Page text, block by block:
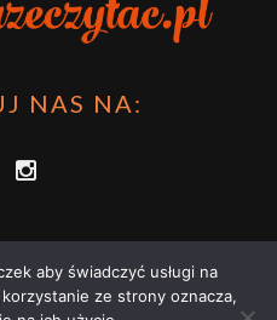
NAS NA:
aby świadczyć usługi na
ze strony oznacza,